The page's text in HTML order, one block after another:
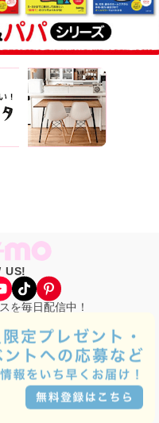
US!
TikTok Pinterest
を毎日配信中！